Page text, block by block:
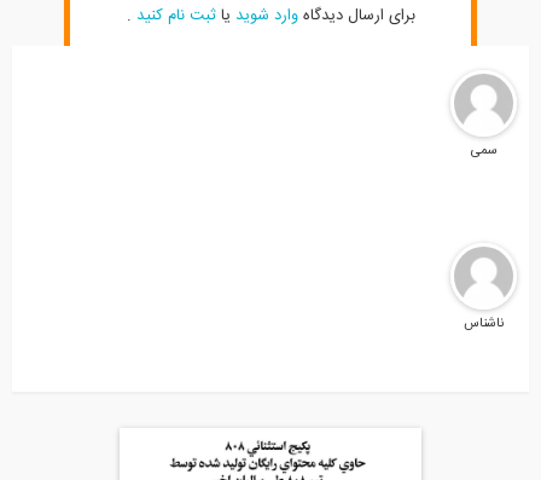
برای ارسال دیدگاهوارد شویدیاثبت نام کنید.
سمی
ناشناس